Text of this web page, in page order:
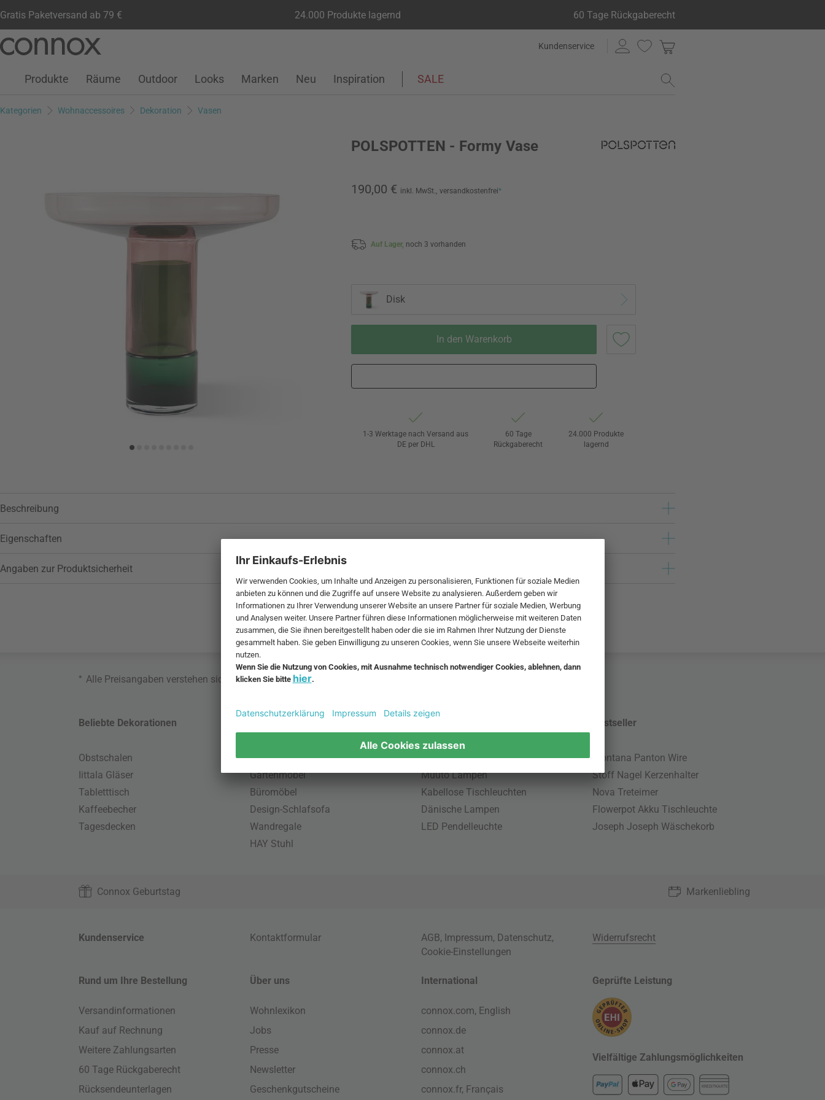
Gratis Paketversand ab 79 € 24.000 Produkte lagernd 60 Tage Rückgaberecht
Seiteninhalt
Suchfeld
Kundenservice
Kundenkonto
Wunschliste
Warenkorb
Produkte Räume Outdoor Looks Marken Neu Inspiration SALE
Kategorien Wohnaccessoires Dekoration Vasen
POLSPOTTEN - Formy Vase
190,00 € inkl. MwSt., versandkostenfrei*
Auf Lager, noch 3 vorhanden
Disk
In den Warenkorb
1-3 Werktage nach Versand aus
DE per DHL
60 Tage
Rückgaberecht
24.000 Produkte
lagernd
Beschreibung
Eigenschaften
Angaben zur Produktsicherheit
* Alle Preisangaben verstehen sich inklusive MwSt. und zzgl.
Beliebte Dekorationen
Obstschalen
Iittala Gläser
Tabletttisch
Kaffeebecher
Tagesdecken
Skandinavische Möbel
Gartenmöbel
Büromöbel
Design-Schlafsofa
Wandregale
HAY Stuhl
Pendellampe für Außen
Muuto Lampen
Kabellose Tischleuchten
Dänische Lampen
LED Pendelleuchte
Bestseller
Montana Panton Wire
Stoff Nagel Kerzenhalter
Nova Treteimer
Flowerpot Akku Tischleuchte
Joseph Joseph Wäschekorb
Connox Geburtstag Markenliebling
Kundenservice Kontaktformular AGB, Impressum, Datenschutz,
Cookie-Einstellungen
Widerrufsrecht
Rund um Ihre Bestellung
Versandinformationen
Kauf auf Rechnung
Weitere Zahlungsarten
60 Tage Rückgaberecht
Rücksendeunterlagen
Über uns
Wohnlexikon
Jobs
Presse
Newsletter
Geschenkgutscheine
International
connox.com, English
connox.de
connox.at
connox.ch
connox.fr, Français
Geprüfte Leistung
Vielfältige Zahlungsmöglichkeiten
KREDITKARTE